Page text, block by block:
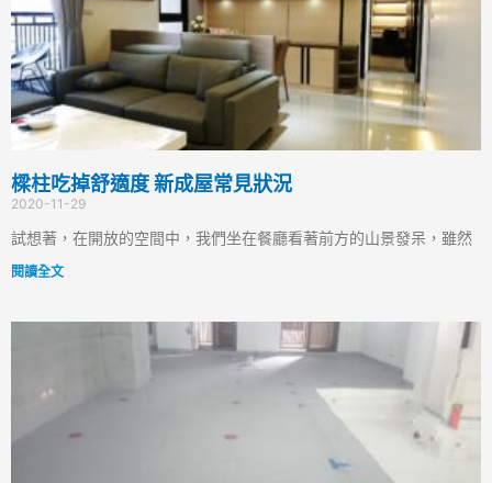
樑柱吃掉舒適度 新成屋常見狀況
2020-11-29
試想著，在開放的空間中，我們坐在餐廳看著前方的山景發呆，雖然
閱讀全文